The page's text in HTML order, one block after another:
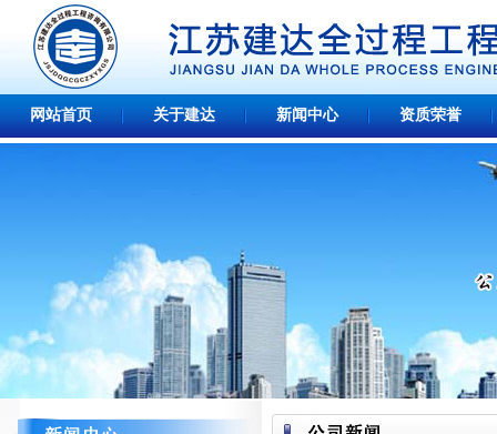
网站首页 关于建达 新闻中心 资质荣誉